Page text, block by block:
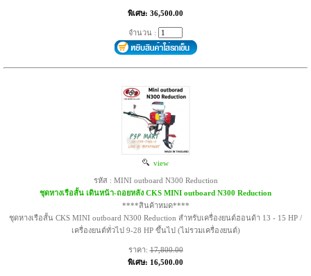
พิเศษ: 36,500.00
จำนวน :
view
รหัส : MINI outboard N300 Reduction
ชุดหางเรือสั้น เดินหน้า-ถอยหลัง CKS MINI outboard N300 Reduction
****สินค้าหมด****
ชุดหางเรือสั้น CKS MINI outboard N300 Reduction สำหรับเครื่องยนต์ฮอนด้า 13 - 15 HP /
เครื่องยนต์ทั่วไป 9-28 HP ขึ้นไป (ไม่รวมเครื่องยนต์)
ราคา:17,800.00
พิเศษ: 16,500.00